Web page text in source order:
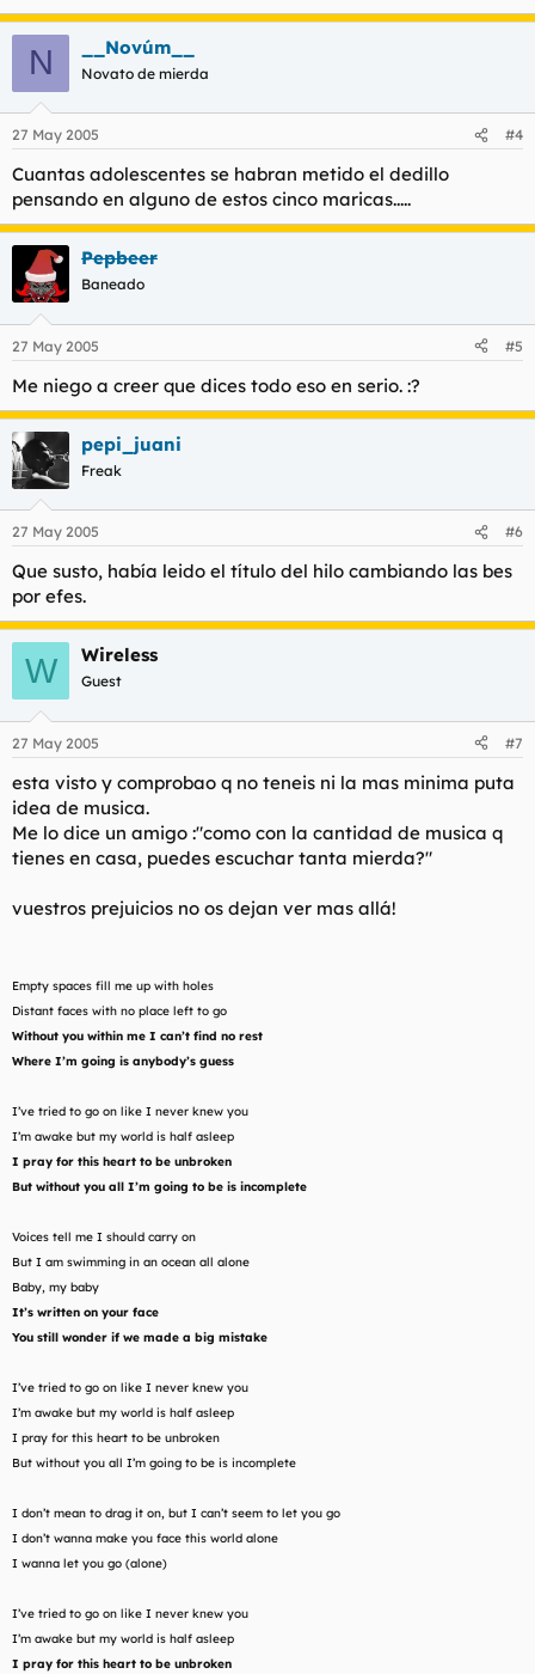
N __Novúm__
Novato de mierda
27 May 2005 #4
Cuantas adolescentes se habran metido el dedillo
pensando en alguno de estos cinco maricas.....
Pepbeer
Baneado
27 May 2005 #5
Me niego a creer que dices todo eso en serio. :?
pepi_juani
Freak
27 May 2005 #6
Que susto, había leido el título del hilo cambiando las bes
por efes.
W Wireless
Guest
27 May 2005 #7
esta visto y comprobao q no teneis ni la mas minima puta
idea de musica.
Me lo dice un amigo :"como con la cantidad de musica q
tienes en casa, puedes escuchar tanta mierda?"
vuestros prejuicios no os dejan ver mas allá!
Empty spaces fill me up with holes
Distant faces with no place left to go
Without you within me I can’t find no rest
Where I’m going is anybody’s guess
I’ve tried to go on like I never knew you
I’m awake but my world is half asleep
I pray for this heart to be unbroken
But without you all I’m going to be is incomplete
Voices tell me I should carry on
But I am swimming in an ocean all alone
Baby, my baby
It’s written on your face
You still wonder if we made a big mistake
I’ve tried to go on like I never knew you
I’m awake but my world is half asleep
I pray for this heart to be unbroken
But without you all I’m going to be is incomplete
I don’t mean to drag it on, but I can’t seem to let you go
I don’t wanna make you face this world alone
I wanna let you go (alone)
I’ve tried to go on like I never knew you
I’m awake but my world is half asleep
I pray for this heart to be unbroken